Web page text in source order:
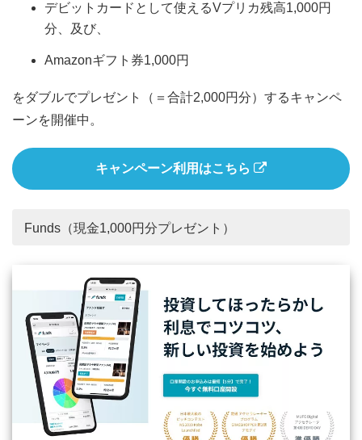
デビットカードとして使えるVプリカ残高1,000円
分、及び、
Amazonギフト券1,000円
をダブルでプレゼント（＝合計2,000円分）するキャンペ
ーンを開催中。
キャンペーン利用はこちら
Funds（現金1,000円分プレゼント）